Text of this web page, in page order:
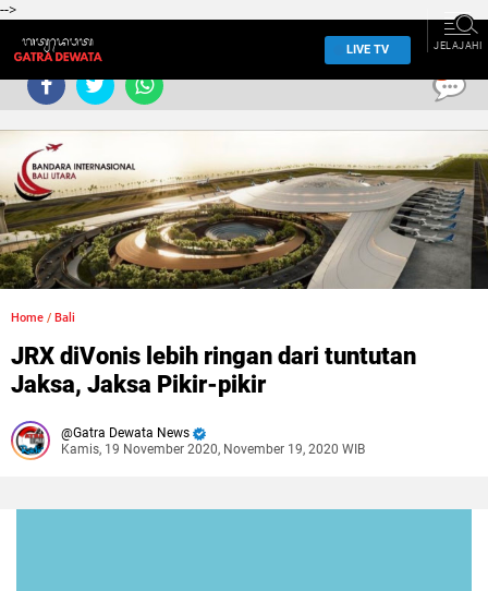
-->
LIVE TV JELAJAHI
Home / Bali
JRX diVonis lebih ringan dari tuntutan
Jaksa, Jaksa Pikir-pikir
Gatra Dewata News
Kamis, 19 November 2020, November 19, 2020 WIB